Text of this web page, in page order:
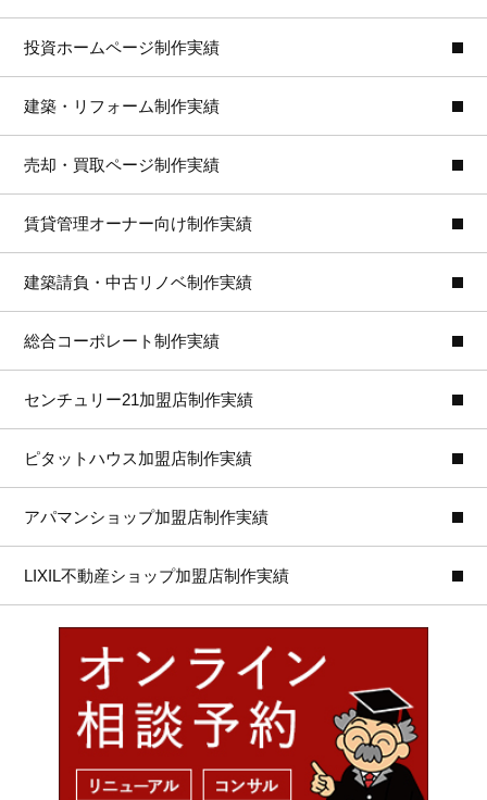
投資ホームページ制作実績
建築・リフォーム制作実績
売却・買取ページ制作実績
賃貸管理オーナー向け制作実績
建築請負・中古リノベ制作実績
総合コーポレート制作実績
センチュリー21加盟店制作実績
ピタットハウス加盟店制作実績
アパマンショップ加盟店制作実績
LIXIL不動産ショップ加盟店制作実績